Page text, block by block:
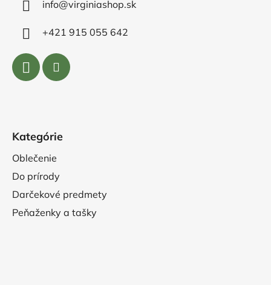
info@virginiashop.sk
+421 915 055 642
Kategórie
Oblečenie
Do prírody
Darčekové predmety
Peňaženky a tašky